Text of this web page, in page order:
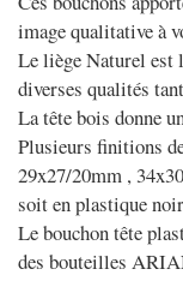
image qualitative à
Le liège Naturel est
diverses qualités
La tête bois donne
Plusieurs finitions
29x27/20mm ,
soit en plastique
Le bouchon tête
des bouteilles